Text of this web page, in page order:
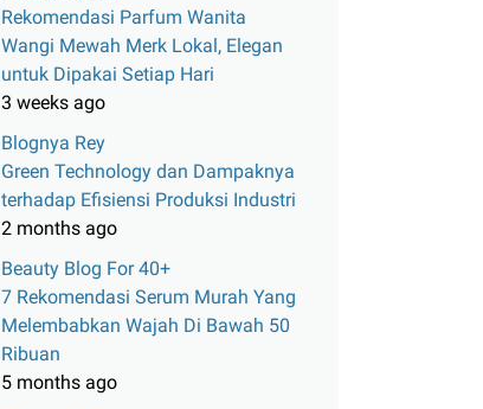
Rekomendasi Parfum Wanita
Wangi Mewah Merk Lokal, Elegan
untuk Dipakai Setiap Hari
3 weeks ago
Blognya Rey
Green Technology dan Dampaknya
terhadap Efisiensi Produksi Industri
2 months ago
Beauty Blog For 40+
7 Rekomendasi Serum Murah Yang
Melembabkan Wajah Di Bawah 50
Ribuan
5 months ago